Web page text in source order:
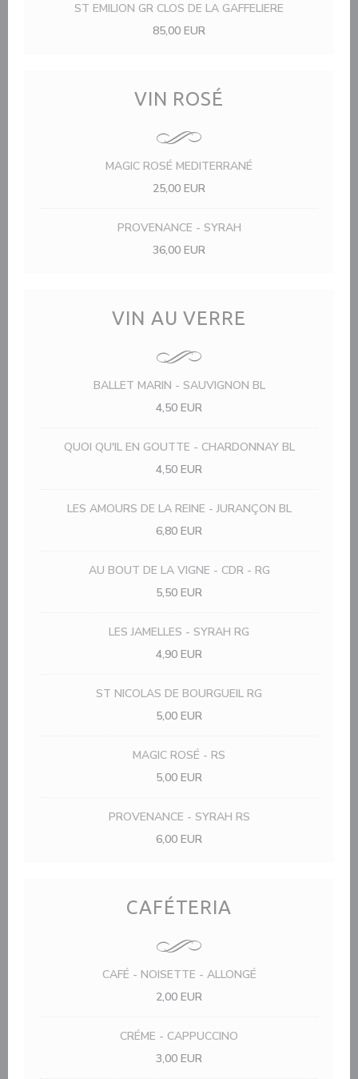
ST EMILION GR CLOS DE LA GAFFELIERE
85,00 EUR
VIN ROSÉ
MAGIC ROSÉ MEDITERRANÉ
25,00 EUR
PROVENANCE - SYRAH
36,00 EUR
VIN AU VERRE
BALLET MARIN - SAUVIGNON BL
4,50 EUR
QUOI QU'IL EN GOUTTE - CHARDONNAY BL
4,50 EUR
LES AMOURS DE LA REINE - JURANÇON BL
6,80 EUR
AU BOUT DE LA VIGNE - CDR - RG
5,50 EUR
LES JAMELLES - SYRAH RG
4,90 EUR
ST NICOLAS DE BOURGUEIL RG
5,00 EUR
MAGIC ROSÉ - RS
5,00 EUR
PROVENANCE - SYRAH RS
6,00 EUR
CAFÉTERIA
CAFÉ - NOISETTE - ALLONGÉ
2,00 EUR
CRÉME - CAPPUCCINO
3,00 EUR